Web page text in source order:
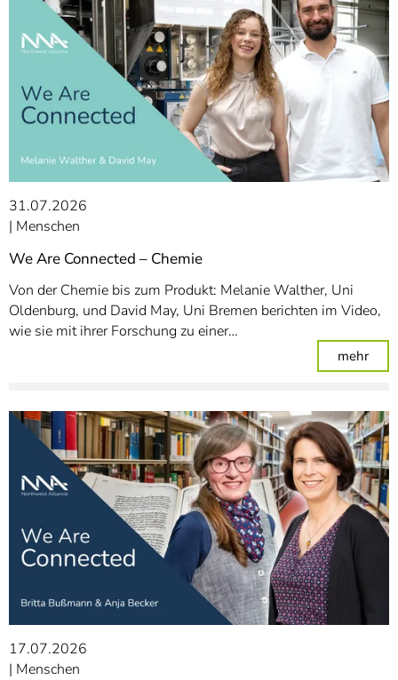
31.07.2026
Menschen
We Are Connected – Chemie
Von der Chemie bis zum Produkt: Melanie Walther, Uni
Oldenburg, und David May, Uni Bremen berichten im Video,
wie sie mit ihrer Forschung zu einer…
mehr:
17.07.2026
Menschen